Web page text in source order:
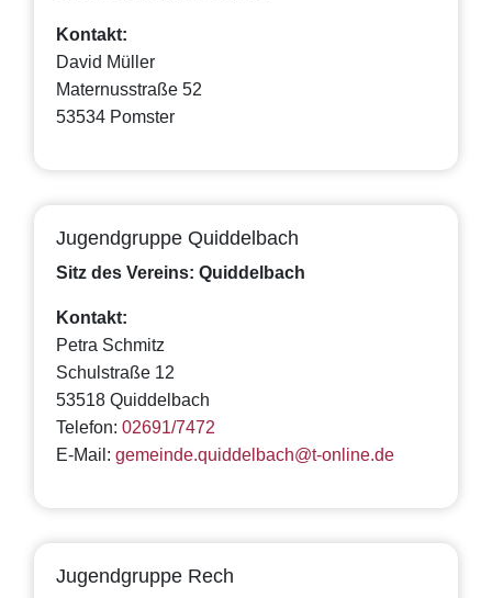
Kontakt:
David Müller
Maternusstraße 52
53534 Pomster
Jugendgruppe Quiddelbach
Sitz des Vereins: Quiddelbach
Kontakt:
Petra Schmitz
Schulstraße 12
53518 Quiddelbach
Telefon: 02691/7472
E-Mail: gemeinde.quiddelbach@t-online.de
Jugendgruppe Rech